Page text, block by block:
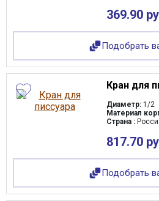
369.90
Подобрать
Кран для
Диаметр: 1/2
Материал
Страна :
817.70
Подобрать